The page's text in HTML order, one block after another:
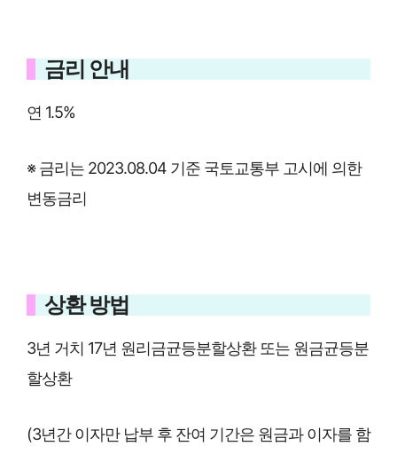
금리 안내
연 1.5%
※ 금리는 2023.08.04 기준 국토교통부 고시에 의한
변동금리
상환 방법
3년 거치 17년 원리금균등분할상환 또는 원금균등분
할상환
(3년간 이자만 납부 후 잔여 기간은 원금과 이자를 함